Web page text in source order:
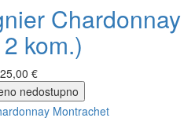
Chardonnay
kom.)
25,00 €
nedostupno